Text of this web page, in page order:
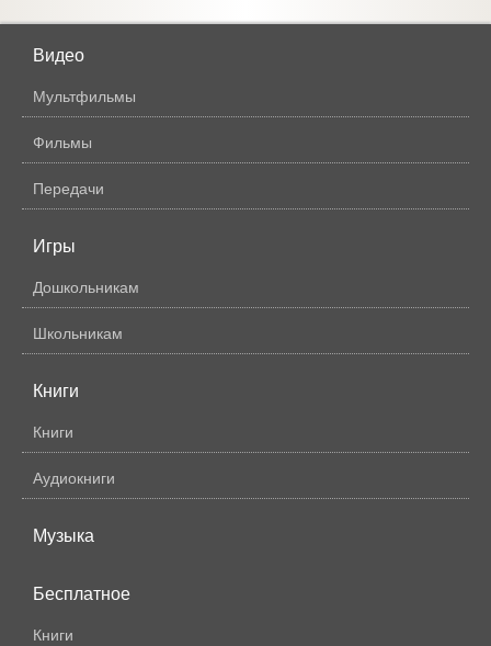
Видео
Мультфильмы
Фильмы
Передачи
Игры
Дошкольникам
Школьникам
Книги
Книги
Аудиокниги
Музыка
Бесплатное
Книги